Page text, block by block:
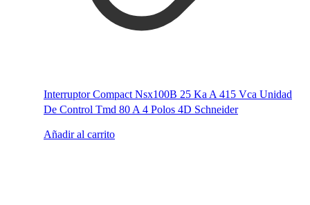
Interruptor Compact Nsx100B 25 Ka A 415 Vca Unidad
De Control Tmd 80 A 4 Polos 4D Schneider
Añadir al carrito